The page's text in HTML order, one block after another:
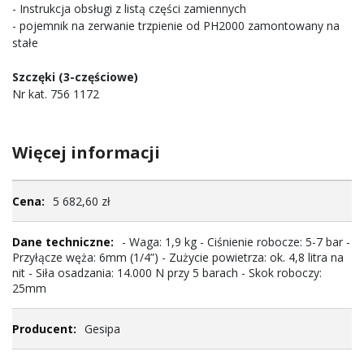
- Instrukcja obsługi z listą części zamiennych
- pojemnik na zerwanie trzpienie od PH2000 zamontowany na
stałe
Szczęki (3-częściowe)
Nr kat. 756 1172
Więcej informacji
informacji5 682,60 zł
- Waga: 1,9 kg - Ciśnienie robocze: 5-7 bar -
Przyłącze węża: 6mm (1/4”) - Zużycie powietrza: ok. 4,8 litra na
nit - Siła osadzania: 14.000 N przy 5 barach - Skok roboczy:
25mm
Gesipa